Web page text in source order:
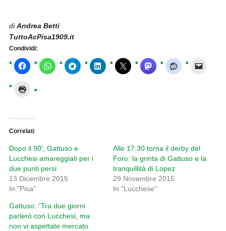
diAndrea Betti
TuttoAcPisa1909.it
Condividi:
Correlati
Dopo il 90′, Gattuso e
Lucchesi amareggiati per i
due punti persi
13 Dicembre 2015
In "Pisa"
Alle 17:30 torna il derby del
Foro: la grinta di Gattuso e la
tranquillità di Lopez
29 Novembre 2015
In "Lucchese"
Gattuso: “Tra due giorni
parlerò con Lucchesi, ma
non vi aspettate mercato